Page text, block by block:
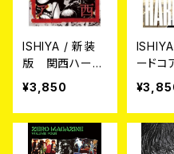
ISHIYA / 新装
版 関西ハード
コア (BOOK)
¥3,850
ードコ
K)